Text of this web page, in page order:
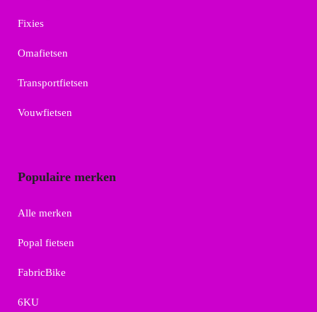
Fixies
Omafietsen
Transportfietsen
Vouwfietsen
Populaire merken
Alle merken
Popal fietsen
FabricBike
6KU